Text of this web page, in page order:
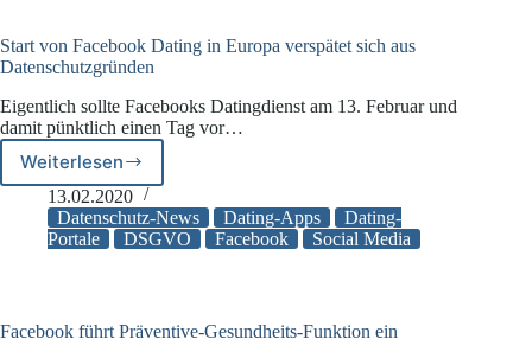
Start von Facebook Dating in Europa verspätet sich aus
Datenschutzgründen
Eigentlich sollte Facebooks Datingdienst am 13. Februar und
damit pünktlich einen Tag vor…
Weiterlesen
Start
von
Facebook
Dating
sich
13.02.2020
Datenschutz-News
Dating-Apps
Dating-
Portale
DSGVO Facebook Social Media
Facebook führt Präventive-Gesundheits-Funktion ein